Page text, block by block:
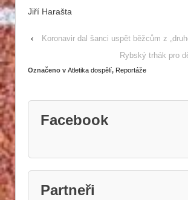
Jiří Harašta
‹
Koronavir dal šanci uspět běžcům z
Rybský trhák pro
Označeno v Atletika dospělí, Reportáže
Facebook
Partneři